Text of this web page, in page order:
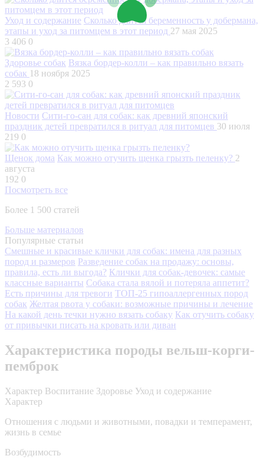
Уход и содержание Сколько длится беременность у добермана,
этапы и уход за питомцем в этот период 27 мая 2025
3 406 0
Здоровье собак Вязка бордер-колли – как правильно вязать
собак 18 ноября 2025
2 593 0
Новости Сити-го-сан для собак: как древний японский
праздник детей превратился в ритуал для питомцев 30 июля
219 0
Щенок дома Как можно отучить щенка грызть пеленку? 2
августа
192 0
Посмотреть все
Более 1 500 статей
Больше материалов
Популярные статьи
Смешные и красивые клички для собак: имена для разных
пород и размеров Разведение собак на продажу: основы,
правила, есть ли выгода? Клички для собак-девочек: самые
классные варианты Собака стала вялой и потеряла аппетит?
Есть причины для тревоги ТОП-25 гипоаллергенных пород
собак Желтая рвота у собаки: возможные причины и лечение
На какой день течки нужно вязать собаку Как отучить собаку
от привычки писать на кровать или диван
Характеристика породы вельш-корги-
пемброк
Характер Воспитание Здоровье Уход и содержание
Характер
Отношения с людьми и животными, повадки и темперамент,
жизнь в семье
Возбудимость